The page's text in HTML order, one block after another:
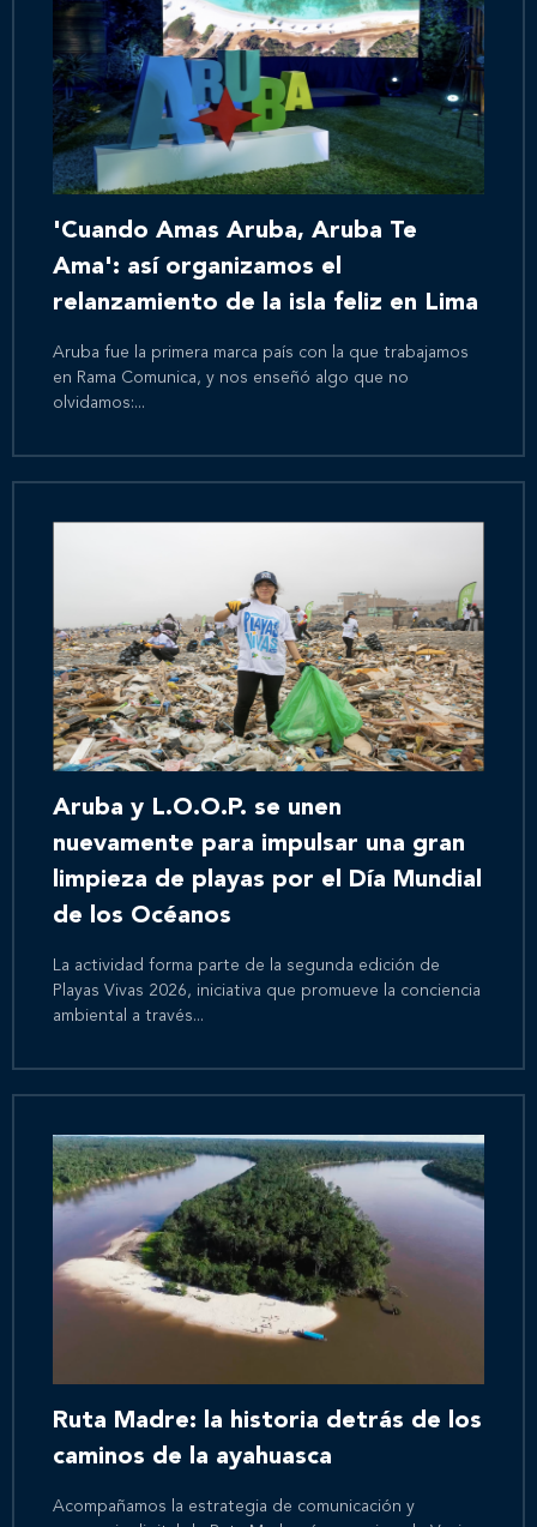
'Cuando Amas Aruba, Aruba Te
Ama': así organizamos el
relanzamiento de la isla feliz en Lima
Aruba fue la primera marca país con la que trabajamos
en Rama Comunica, y nos enseñó algo que no
olvidamos:...
Aruba y L.O.O.P. se unen
nuevamente para impulsar una gran
limpieza de playas por el Día Mundial
de los Océanos
La actividad forma parte de la segunda edición de
Playas Vivas 2026, iniciativa que promueve la conciencia
ambiental a través...
Ruta Madre: la historia detrás de los
caminos de la ayahuasca
Acompañamos la estrategia de comunicación y